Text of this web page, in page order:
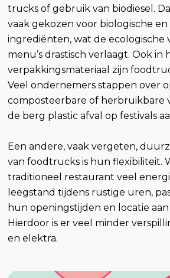
trucks of gebruik van biodiesel.
vaak gekozen voor biologische
ingrediënten, wat de ecologische
menu’s drastisch verlaagt. Ook in
verpakkingsmateriaal zijn
Veel ondernemers stappen over
composteerbare of herbruikbare
de berg plastic afval op festivals
Een andere, vaak vergeten,
van foodtrucks is hun flexibiliteit.
traditioneel restaurant veel
leegstand tijdens rustige uren,
hun openingstijden en locatie aan
Hierdoor is er veel minder
en elektra.